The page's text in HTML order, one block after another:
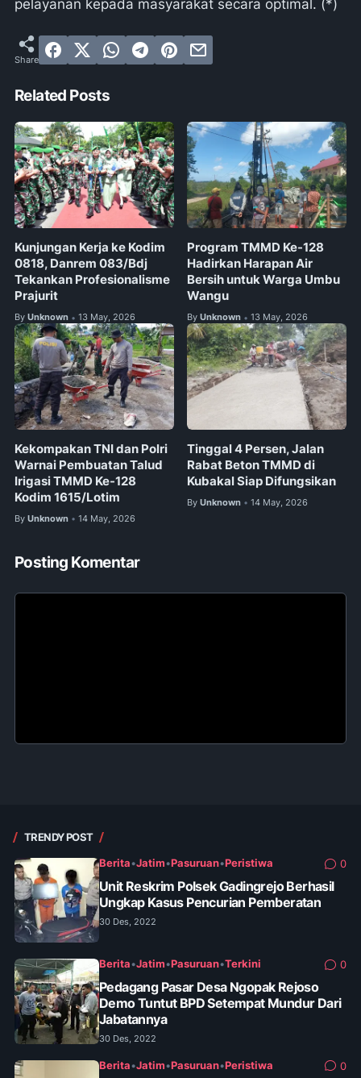
pelayanan kepada masyarakat secara optimal. (*)
Related Posts
Kunjungan Kerja ke Kodim
0818, Danrem 083/Bdj
Tekankan Profesionalisme
Prajurit
By Unknown • 13 May, 2026
Program TMMD Ke-128
Hadirkan Harapan Air
Bersih untuk Warga Umbu
Wangu
By Unknown • 13 May, 2026
Kekompakan TNI dan Polri
Warnai Pembuatan Talud
Irigasi TMMD Ke-128
Kodim 1615/Lotim
By Unknown • 14 May, 2026
Tinggal 4 Persen, Jalan
Rabat Beton TMMD di
Kubakal Siap Difungsikan
By Unknown • 14 May, 2026
Posting Komentar
TRENDY POST
Berita•Jatim•Pasuruan•Peristiwa 0
Unit Reskrim Polsek Gadingrejo Berhasil
Ungkap Kasus Pencurian Pemberatan
30 Des, 2022
Berita•Jatim•Pasuruan•Terkini 0
Pedagang Pasar Desa Ngopak Rejoso
Demo Tuntut BPD Setempat Mundur Dari
Jabatannya
30 Des, 2022
Berita•Jatim•Pasuruan•Peristiwa 0